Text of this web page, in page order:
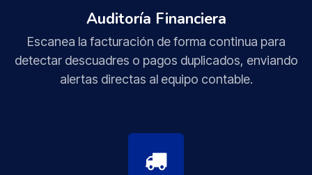
Auditoría Financiera
Escanea la facturación de forma continua para
detectar descuadres o pagos duplicados, enviando
alertas directas al equipo contable.